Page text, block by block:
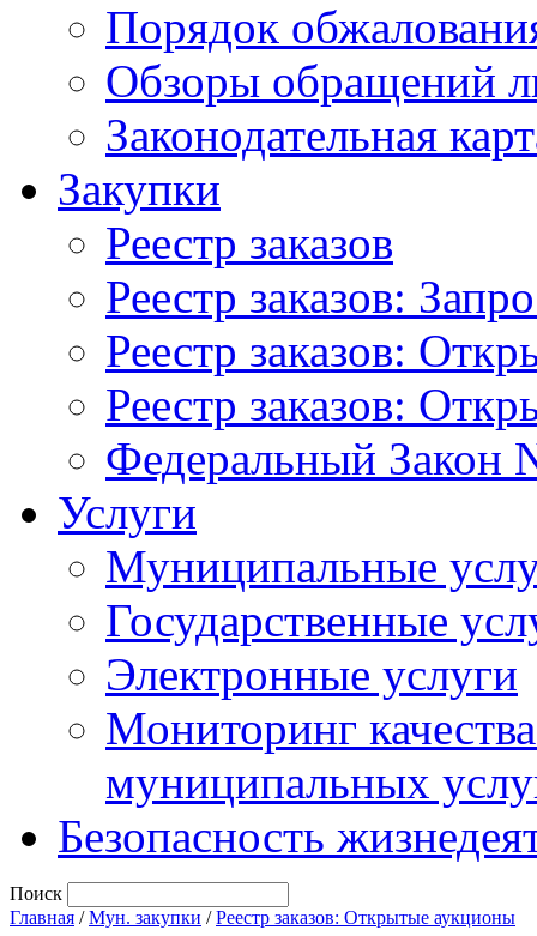
Порядок
Обзоры обращений
Законодательная
Закупки
Реестр заказов
Реестр заказов:
Реестр заказов:
Реестр заказов:
Федеральный Закон
Услуги
Муниципальные
Государственные
Электронные услуги
Мониторинг
муниципальных
Безопасность
Поиск
Главная /Мун. закупки /Реестр заказов: Открытые аукционы